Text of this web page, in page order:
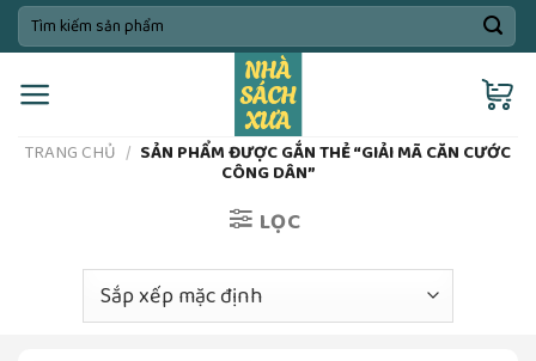
Skip
to
content
Tìm
kiếm:
TRANG CHỦ / SẢN PHẨM ĐƯỢC GẮN THẺ “GIẢI MÃ CĂN CƯỚC
CÔNG DÂN”
LỌC